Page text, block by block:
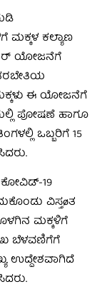
ಮಕ್ಕಳ ಕಲ್ಯಾಣ
ಯೋಜನೆಗೆ
ಈ ಯೋಜನೆಗೆ
ಪೋಷಣೆ ಹಾಗೂ
ಒಬ್ಬರಿಗೆ 15
19
ವಿಸ್ತøತ
ಮಕ್ಕಳಿಗೆ
ಬೆಳವಣಿಗೆಗೆ
ಉದ್ದೇಶವಾಗಿದೆ